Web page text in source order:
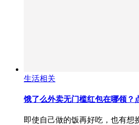
生活相关
饿了么外卖无门槛红包在哪领？
即使自己做的饭再好吃，也有想